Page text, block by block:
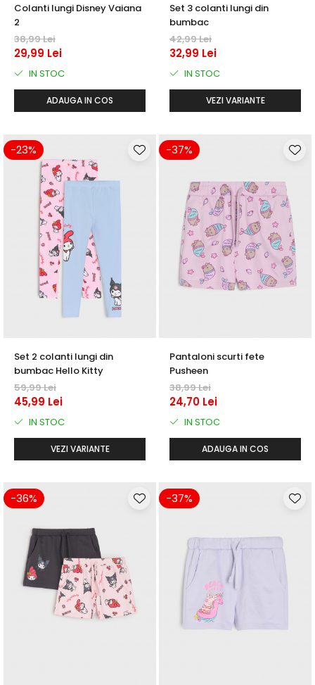
Colanti lungi Disney Vaiana
2
38,99 Lei
29,99 Lei
IN STOC
ADAUGA IN COS
Set 3 colanti lungi din
bumbac
42,99 Lei
32,99 Lei
IN STOC
VEZI VARIANTE
-23%
Set 2 colanti lungi din
bumbac Hello Kitty
59,99 Lei
45,99 Lei
IN STOC
VEZI VARIANTE
-37%
Pantaloni scurti fete
Pusheen
38,99 Lei
24,70 Lei
IN STOC
ADAUGA IN COS
-36% -37%